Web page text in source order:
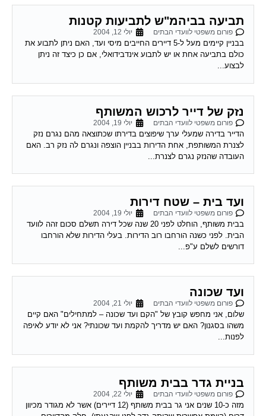
תביעה בביהמ"ש לתביעות קטנות
פורום משפטי לוועדי הבתים יולי 12, 2004
בבניין קיימים מעל ל-5 דיירים החייבים מיסי ועד, האם ניתן לתבוע את
כולם בתביעה אחת או יש לתבוע אינדבידואלי, אם כן כיצד זה ניתן
לבצוע...
נזק של דייר לרכוש המשותף
פורום משפטי לוועדי הבתים יולי 19, 2004
הדייר בדירה שמעלי ערך שיפוצים בדירתו שכתוצאה מהם נגרם נזק
לצנרת המשותפת, אחת הדירות בבניין הוצפה ונגרם לה נזק רב. האם
העובדה שהנזק נגרם לצנרת...
ועד בית – שטח דירות
פורום משפטי לוועדי הבתים יולי 19, 2004
בבית משותף, הוחלט לפני 20 שנה שכל דירה תשלם סכום זהה לוועד
הבית. לפני כשנה הורחבו רוב הדירות. בעלי הדירות שלא הורחבו
דורשים לשלם ע"פ...
ועד שכונה
פורום משפטי לוועדי הבתים
שלום, אני מחפש קובץ של "הקם ועד שכונה – למתחילים" האם קיים
משהו בסגנון? האם יש מדריך להקמת ועד שכונתי? אני לא יודע לאיפה
לפנות...
בניית גדר בבית משותף
פורום משפטי לוועדי הבתים יולי 22, 2004
מזה כ-10 שנים אני גר בבית משותף (12 דיירים) אשר לא מגודר מכיוון
דרום (קיימת אפשרות שהיתה גדר לפני שהגעתי). חלק מהדיירים